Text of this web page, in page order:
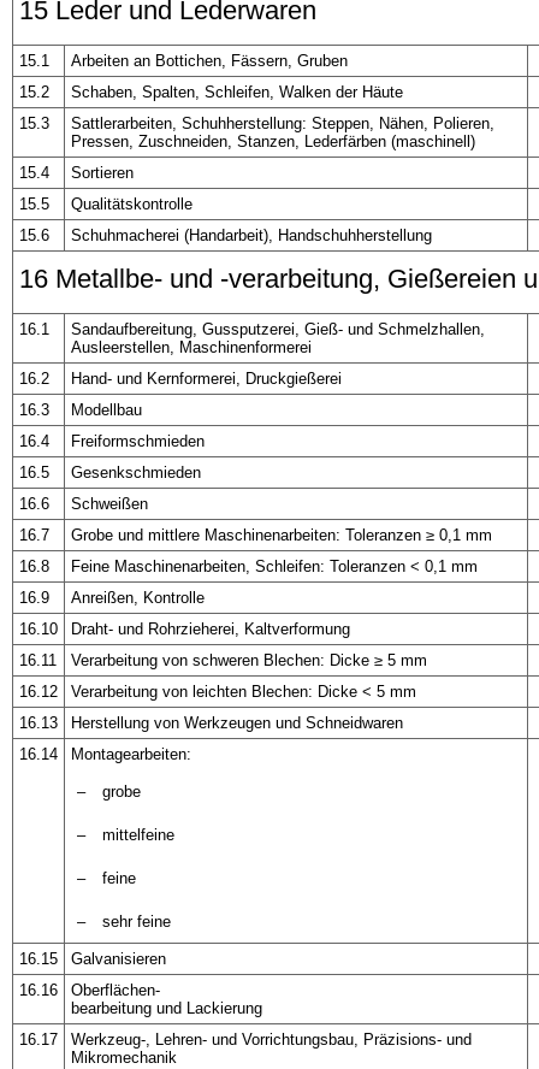
15 Leder und Lederwaren
15.1
Arbeiten an Bottichen, Fässern, Gruben
15.2
Schaben, Spalten, Schleifen, Walken der Häute
15.3
Sattlerarbeiten, Schuhherstellung: Steppen, Nähen, Polieren,
Pressen, Zuschneiden, Stanzen, Lederfärben (maschinell)
15.4
Sortieren
15.5
Qualitätskontrolle
15.6
Schuhmacherei (Handarbeit), Handschuhherstellung
16 Metallbe- und -verarbeitung, Gießereien
16.1
Sandaufbereitung, Gussputzerei, Gieß- und Schmelzhallen,
Ausleerstellen, Maschinenformerei
16.2
Hand- und Kernformerei, Druckgießerei
16.3
Modellbau
16.4
Freiformschmieden
16.5
Gesenkschmieden
16.6
Schweißen
16.7
Grobe und mittlere Maschinenarbeiten: Toleranzen ≥ 0,1 mm
16.8
Feine Maschinenarbeiten, Schleifen: Toleranzen < 0,1 mm
16.9
Anreißen, Kontrolle
16.10
Draht- und Rohrzieherei, Kaltverformung
16.11
Verarbeitung von schweren Blechen: Dicke ≥ 5 mm
16.12
Verarbeitung von leichten Blechen: Dicke < 5 mm
16.13
Herstellung von Werkzeugen und Schneidwaren
16.14
Montagearbeiten:
– grobe
– mittelfeine
– feine
– sehr feine
16.15
Galvanisieren
16.16
Oberflächen-
bearbeitung und Lackierung
16.17
Werkzeug-, Lehren- und Vorrichtungsbau, Präzisions- und
Mikromechanik